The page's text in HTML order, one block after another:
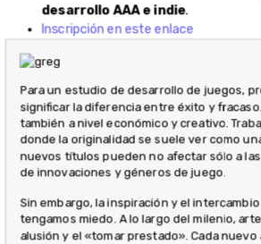
desarrollo AAA e indie.
Inscripción en este enlace
Para un estudio de desarrollo de juegos,
significar la diferencia entre éxito y
también a nivel económico y creativo.
donde la originalidad se suele ver como
nuevos títulos pueden no afectar sólo a
de innovaciones y géneros de juego.
Sin embargo, la inspiración y el
tengamos miedo. A lo largo del milenio,
alusión y el «tomar prestado». Cada